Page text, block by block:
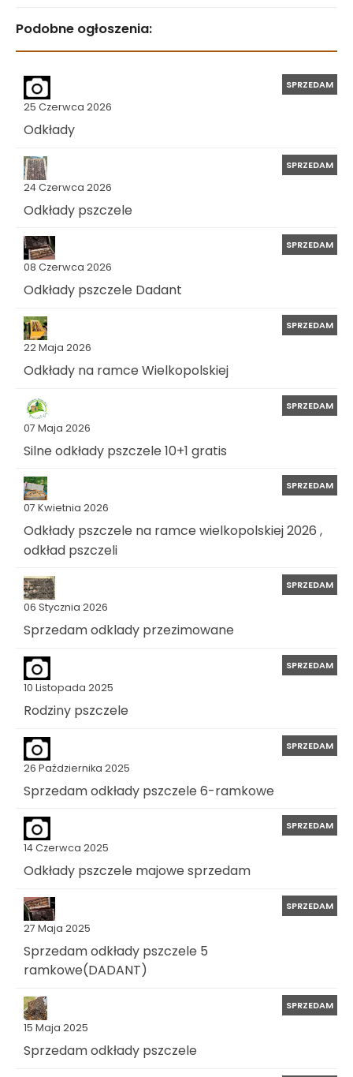
Podobne ogłoszenia:
25 Czerwca 2026
SPRZEDAM
Odkłady
24 Czerwca 2026
SPRZEDAM
Odkłady pszczele
08 Czerwca 2026
SPRZEDAM
Odkłady pszczele Dadant
22 Maja 2026
SPRZEDAM
Odkłady na ramce Wielkopolskiej
07 Maja 2026
SPRZEDAM
Silne odkłady pszczele 10+1 gratis
07 Kwietnia 2026
SPRZEDAM
Odkłady pszczele na ramce wielkopolskiej 2026 ,
odkład pszczeli
06 Stycznia 2026
SPRZEDAM
Sprzedam odklady przezimowane
10 Listopada 2025
SPRZEDAM
Rodziny pszczele
26 Października 2025
SPRZEDAM
Sprzedam odkłady pszczele 6-ramkowe
14 Czerwca 2025
SPRZEDAM
Odkłady pszczele majowe sprzedam
27 Maja 2025
SPRZEDAM
Sprzedam odkłady pszczele 5
ramkowe(DADANT)
15 Maja 2025
SPRZEDAM
Sprzedam odkłady pszczele